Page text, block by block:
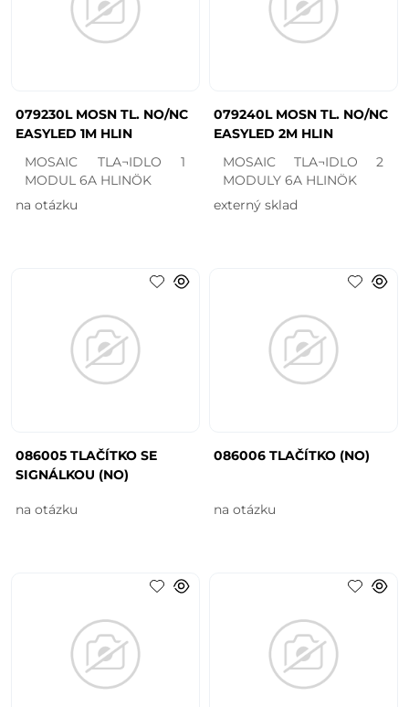
079230L MOSN TL. NO/NC
EASYLED 1M HLIN
MOSAIC TLA¬IDLO 1
MODUL 6A HLINÖK
na otázku
079240L MOSN TL. NO/NC
EASYLED 2M HLIN
MOSAIC TLA¬IDLO 2
MODULY 6A HLINÖK
externý sklad
086005 TLAČÍTKO SE
SIGNÁLKOU (NO)
na otázku
086006 TLAČÍTKO (NO)
na otázku